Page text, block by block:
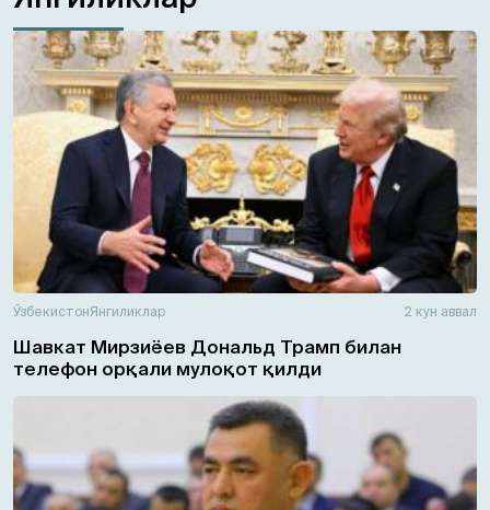
ЎзбекистонЯнгиликлар 2 кун аввал
Шавкат Мирзиёев Дональд Трамп билан
телефон орқали мулоқот қилди